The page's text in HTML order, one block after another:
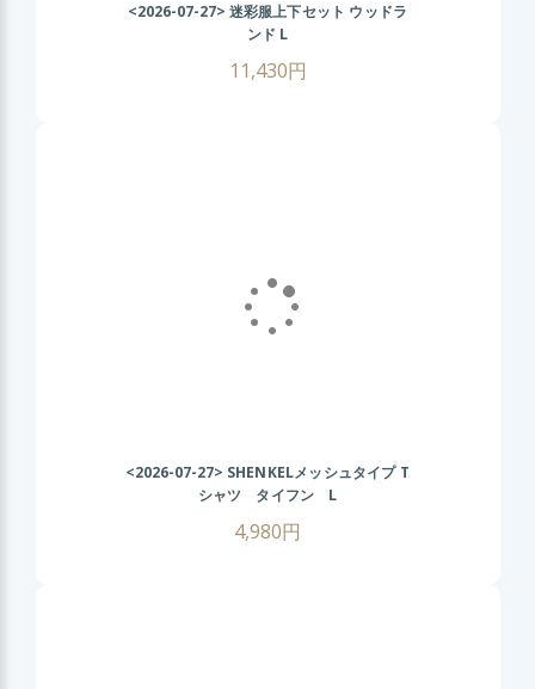
<2026-07-27> 迷彩服上下セット ウッドラ
ンド L
11,430円
<2026-07-27> SHENKELメッシュタイプ T
シャツ タイフン L
4,980円